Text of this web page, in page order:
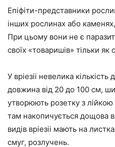
Епіфіти-представники
інших рослинах або
При цьому вони не є
своїх «товаришів» тільки як
У вріезіі невелика
довжина від 20 до 100 см,
утворюють розетку з лійкою
там накопичується дощова
видів вріезіі мають на
смуг, розлучень.